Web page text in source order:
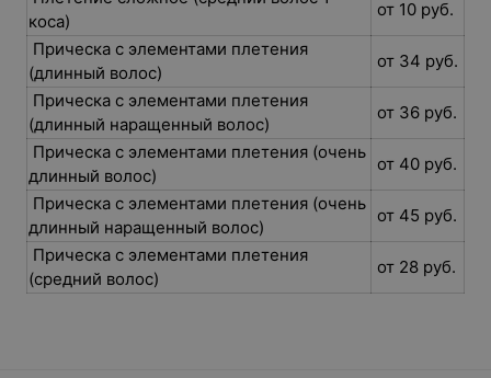
коса)
от 10 руб.
Прическа с элементами плетения
(длинный волос)
от 34 руб.
Прическа с элементами плетения
(длинный наращенный волос)
от 36 руб.
Прическа с элементами плетения (очень
длинный волос)
от 40 руб.
Прическа с элементами плетения (очень
длинный наращенный волос)
от 45 руб.
Прическа с элементами плетения
(средний волос)
от 28 руб.